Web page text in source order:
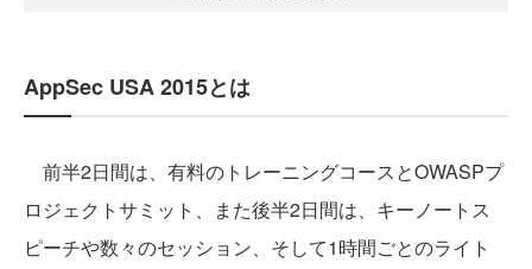
AppSec USA 2015とは
前半2日間は、有料のトレーニングコースとOWASPプ
ロジェクトサミット、また後半2日間は、キーノートス
ピーチや数々のセッション、そして1時間ごとのライト